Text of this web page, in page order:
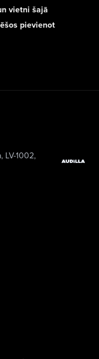
vietni šajā
pievienot
LV-1002,